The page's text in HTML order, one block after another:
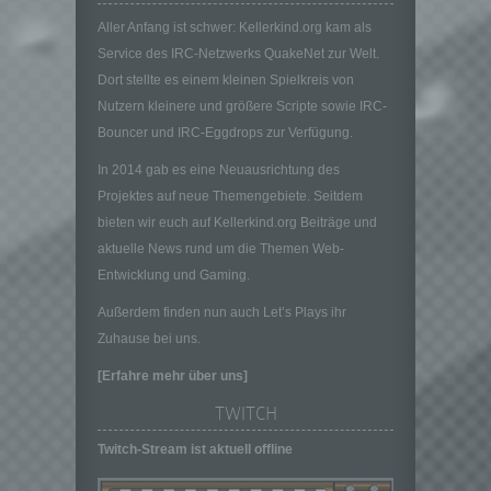
Aller Anfang ist schwer: Kellerkind.org kam als
Service des IRC-Netzwerks QuakeNet zur Welt.
Dort stellte es einem kleinen Spielkreis von
Nutzern kleinere und größere Scripte sowie IRC-
Bouncer und IRC-Eggdrops zur Verfügung.
In 2014 gab es eine Neuausrichtung des
Projektes auf neue Themengebiete. Seitdem
bieten wir euch auf Kellerkind.org Beiträge und
aktuelle News rund um die Themen Web-
Entwicklung und Gaming.
Außerdem finden nun auch Let’s Plays ihr
Zuhause bei uns.
[Erfahre mehr über uns]
TWITCH
Twitch-Stream ist aktuell offline
betroffenen Person zugeordnet werden
können, sofern diese zusätzlichen
und technischen und organisatorischen
Maßnahmen unterliegen, die gewährleisten,
dass die personenbezogenen Daten nicht
natürlichen Person zugewiesen werden.
Verantwortlicher
Verantwortlicher oder für die Verarbeitung
Verantwortlicher ist die natürliche oder
oder andere Stelle, die allein oder
gemeinsam mit anderen über die Zwecke
und Mittel der Verarbeitung von
personenbezogenen Daten entscheidet.
Sind die Zwecke und Mittel dieser
Verarbeitung durch das Unionsrecht oder
das Recht der Mitgliedstaaten vorgegeben,
so kann der Verantwortliche